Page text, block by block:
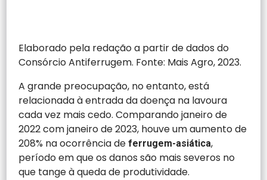
Elaborado pela redação a partir de dados do
Consórcio Antiferrugem. Fonte: Mais Agro, 2023.
A grande preocupação, no entanto, está
relacionada à entrada da doença na lavoura
cada vez mais cedo. Comparando janeiro de
2022 com janeiro de 2023, houve um aumento de
208% na ocorrência deferrugem-asiática,
período em que os danos são mais severos no
que tange à queda de produtividade.